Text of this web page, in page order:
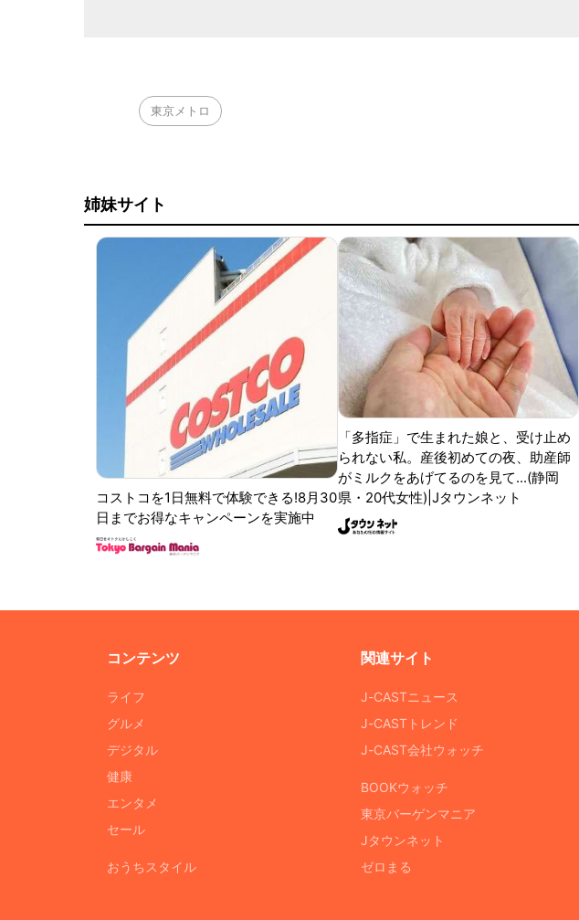
東京メトロ
姉妹サイト
コストコを1日無料で体験できる!8月30
日までお得なキャンペーンを実施中
「多指症」で生まれた娘と、受け止め
られない私。産後初めての夜、助産師
がミルクをあげてるのを見て...(静岡
県・20代女性)|Jタウンネット
コンテンツ
ライフ
グルメ
デジタル
健康
エンタメ
セール
おうちスタイル
関連サイト
J-CASTニュース
J-CASTトレンド
J-CAST会社ウォッチ
BOOKウォッチ
東京バーゲンマニア
Jタウンネット
ゼロまる